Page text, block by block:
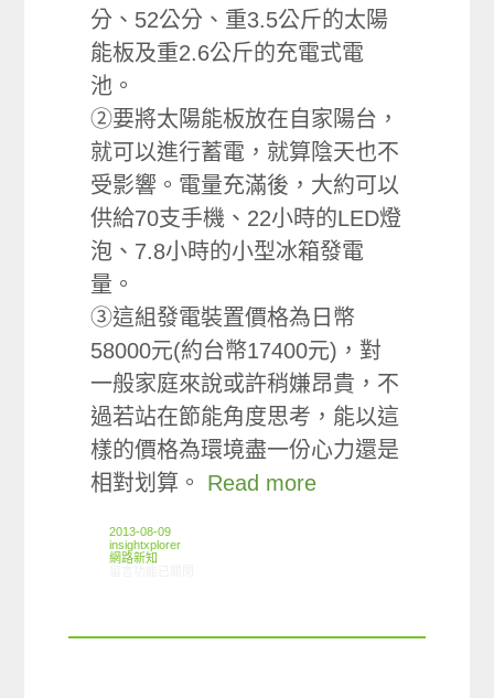
分、52公分、重3.5公斤的太陽
能板及重2.6公斤的充電式電
池。
②要將太陽能板放在自家陽台，
就可以進行蓄電，就算陰天也不
受影響。電量充滿後，大約可以
供給70支手機、22小時的LED燈
泡、7.8小時的小型冰箱發電
量。
③這組發電裝置價格為日幣
58000元(約台幣17400元)，對
一般家庭來說或許稍嫌昂貴，不
過若站在節能角度思考，能以這
樣的價格為環境盡一份心力還是
相對划算。 Read more
2013-08-09
insightxplorer
網路新知